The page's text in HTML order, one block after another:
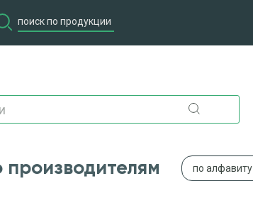
производителям по алфавиту